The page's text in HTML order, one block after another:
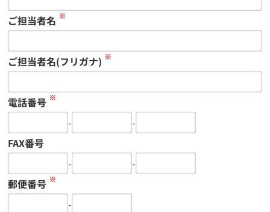
ご担当者名 ※
ご担当者名(フリガナ) ※
電話番号 ※
-
-
FAX番号
-
-
郵便番号 ※
-